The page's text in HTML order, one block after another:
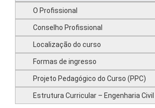
O Profissional
Conselho Profissional
Localização do curso
Formas de ingresso
Projeto Pedagógico do Curso (PPC)
Estrutura Curricular – Engenharia Civil